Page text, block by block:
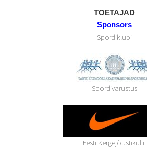
TOETAJAD
Sponsors
Spordiklubi
Spordivarustus
Eesti Kergejõustikuliit